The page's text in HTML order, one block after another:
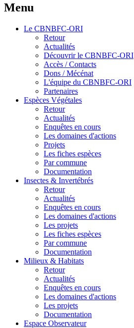
Menu
Le CBNBFC-ORI
Retour
Actualités
Découvrir le CBNBFC-ORI
Accès / Contacts
Dons / Mécénat
L'équipe du CBNBFC-ORI
Partenaires
Espèces Végétales
Retour
Actualités
Enquêtes en cours
Les domaines d'actions
Projets
Les fiches espèces
Par commune
Documentation
Insectes & Invertébrés
Retour
Actualités
Enquêtes en cours
Les domaines d'actions
Les projets
Les fiches espèces
Par commune
Documentation
Milieux & Habitats
Retour
Actualités
Enquêtes en cours
Les domaines d'actions
Les projets
Documentation
Espace Observateur